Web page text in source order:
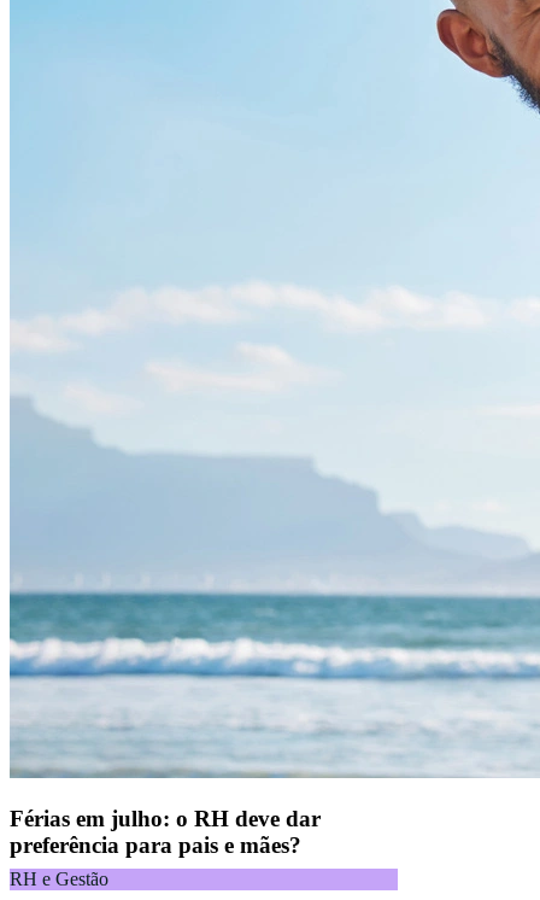
Férias em julho: o RH deve dar
preferência para pais e mães?
RH e Gestão